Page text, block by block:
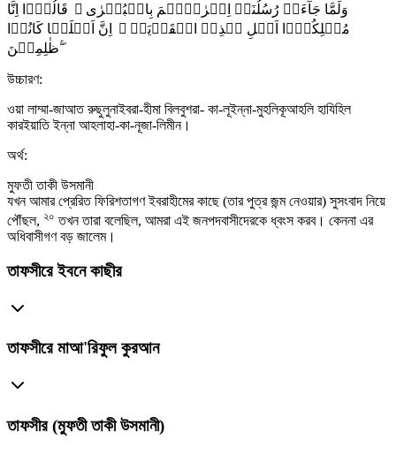
وَلَمَّا جَآءَتۡ رُسُلُنَاۤ اِبۡرٰہِیۡمَ بِالۡبُشۡرٰی ۙ قَالُوۡۤا اِنَّا
مُہۡلِکُوۡۤا اَہۡلِ ہٰذِہِ الۡقَرۡیَۃِ ۚ اِنَّ اَہۡلَہَا کَانُوۡا
ظٰلِمِیۡنَ ۚۖ
উচ্চারণ:
ওয়া লাম্মা-জাআত রুছুলুনাইবরা-হীমা বিলবুশরা- কা-লূইন্না-মুহলিকূআহলি হাযিহিল
কারইয়াতি ইন্না আহলাহা-কা-নূজা-লিমীন।
অর্থ:
মুফতী তাকী উসমানী
যখন আমার প্রেরিত ফিরিশতাগণ ইবরাহীমের কাছে (তার পুত্র জন্ম নেওয়ার) সুসংবাদ নিয়ে
পৌঁছল, ২০ তখন তারা বলেছিল, আমরা এই জনপদবাসীদেরকে ধ্বংস করব। কেননা এর
অধিবাসীগণ বড় জালেম।
তাফসীরে ইবনে কাছীর
তাফসীরে মাআ'রিফুল কুরআন
তাফসীর (মুফতী তাকী উসমানী)